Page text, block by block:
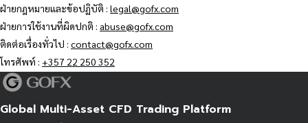
ฝ่ายกฎหมายและข้อปฏิบัติ : legal@gofx.com
ฝ่ายการใช้งานที่ผิดปกติ : abuse@gofx.com
ติดต่อเรื่องทั่วไป : contact@gofx.com
โทรศัพท์ : +357 22 250 352
Global Multi-Asset CFD Trading Platform